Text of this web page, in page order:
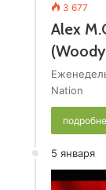
3 677
Alex
Nation
5 января